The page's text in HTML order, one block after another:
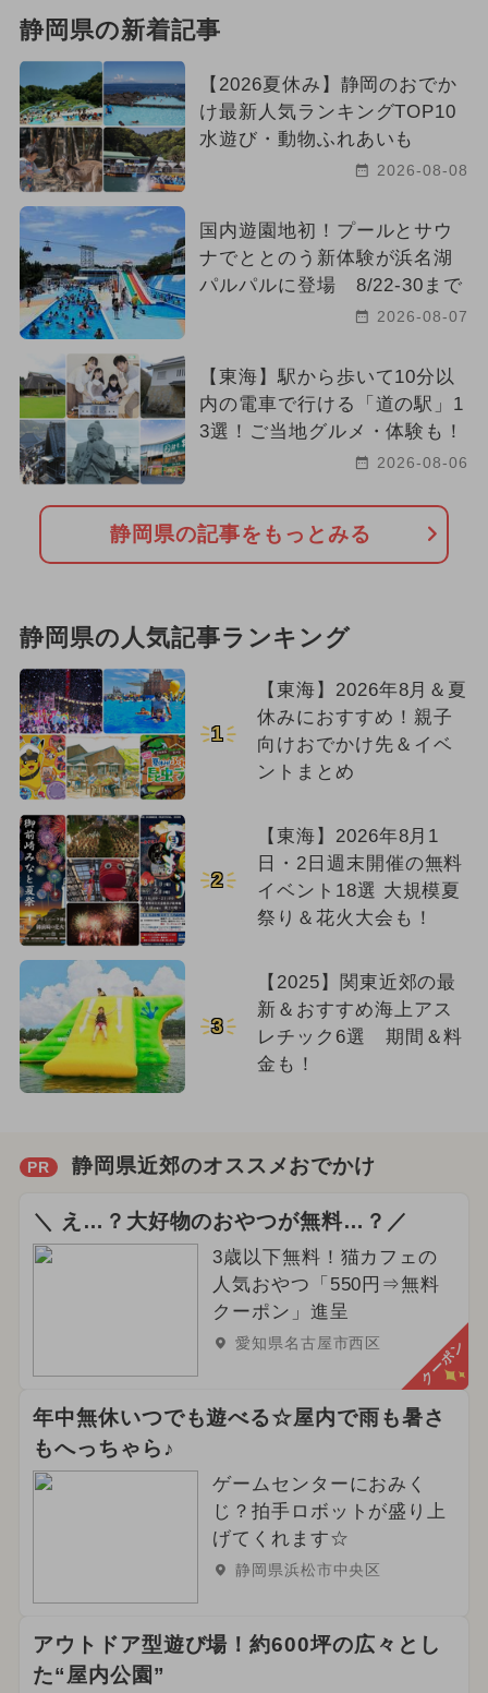
静岡県の新着記事
【2026夏休み】静岡のおでか
け最新人気ランキングTOP10
水遊び・動物ふれあいも
2026-08-08
国内遊園地初！プールとサウ
ナでととのう新体験が浜名湖
パルパルに登場 8/22-30まで
2026-08-07
【東海】駅から歩いて10分以
内の電車で行ける「道の駅」1
3選！ご当地グルメ・体験も！
2026-08-06
静岡県の記事をもっとみる
静岡県の人気記事ランキング
1
【東海】2026年8月＆夏
休みにおすすめ！親子
向けおでかけ先＆イベ
ントまとめ
2
【東海】2026年8月1
日・2日週末開催の無料
イベント18選 大規模夏
祭り＆花火大会も！
3
【2025】関東近郊の最
新＆おすすめ海上アス
レチック6選 期間＆料
金も！
PR 静岡県近郊のオススメおでかけ
＼ え…？大好物のおやつが無料…？／
3歳以下無料！猫カフェの
人気おやつ「550円⇒無料
クーポン」進呈
愛知県名古屋市西区 クーポン
年中無休いつでも遊べる☆屋内で雨も暑さ
もへっちゃら♪
ゲームセンターにおみく
じ？拍手ロボットが盛り上
げてくれます☆
静岡県浜松市中央区
アウトドア型遊び場！約600坪の広々とし
た“屋内公園”